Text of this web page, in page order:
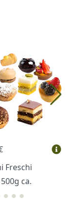
Freschi
ca.